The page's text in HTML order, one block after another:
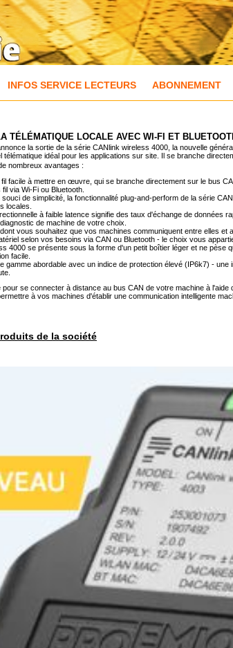
INFOS SERVICE LECTEURS ABONNEMENT
TÉLÉMATIQUE LOCALE AVEC WI-FI ET
la sortie de la série CANlink wireless 4000, la nouvelle
idéal pour les applications sur site. Il se branche
nombreux avantages :
facile à mettre en œuvre, qui se branche directement sur le bus
via Wi-Fi ou Bluetooth.
de simplicité, la fonctionnalité plug-and-perform de la série
locales.
à faible latence signifie des taux d'échange de
de machine de votre choix.
vous souhaitez que vos machines communiquent entre elles
selon vos besoins via CAN ou Bluetooth - le choix vous
4000 se présente sous la forme d'un petit boîtier léger et ne
facile.
gamme abordable avec un indice de protection élevé (IP6k7) -
se connecter à distance au bus CAN de votre machine à
à vos machines d'établir une communication intelligente
de la société